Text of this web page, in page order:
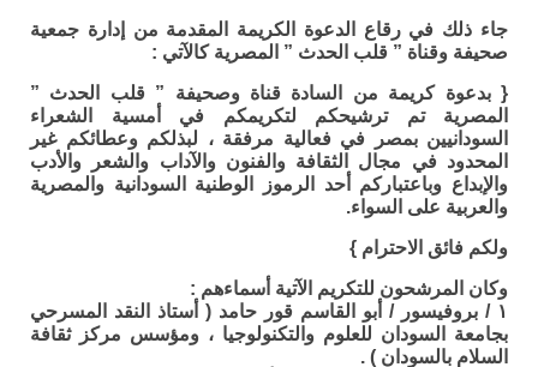
جاء ذلك في رقاع الدعوة الكريمة المقدمة من إدارة جمعية
صحيفة وقناة ” قلب الحدث ” المصرية كالآتي :
{ بدعوة كريمة من السادة قناة وصحيفة ” قلب الحدث ”
المصرية تم ترشيحكم لتكريمكم في أمسية الشعراء
السودانيين بمصر في فعالية مرفقة ، لبذلكم وعطائكم غير
المحدود في مجال الثقافة والفنون والآداب والشعر والأدب
والإبداع وباعتباركم أحد الرموز الوطنية السودانية والمصرية
والعربية على السواء.
ولكم فائق الاحترام }
وكان المرشحون للتكريم الآتية أسماءهم :
١ / بروفيسور / أبو القاسم قور حامد ( أستاذ النقد المسرحي
بجامعة السودان للعلوم والتكنولوجيا ، ومؤسس مركز ثقافة
السلام بالسودان ) .